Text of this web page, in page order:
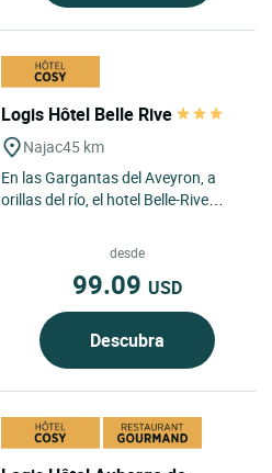
Logis Hôtel Belle Rive
Najac45 km
En las Gargantas del Aveyron, a
orillas del río, el hotel Belle-Rive
A 2km del pueblo,...desde
99.09 USD
Descubra